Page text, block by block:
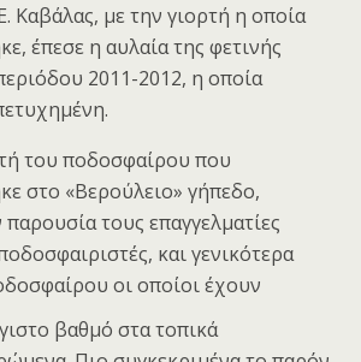
Καβάλας, με την γιορτή η οποία
έπεσε η αυλαία της φετινής
2011-2012, η οποία
του ποδοσφαίρου που
στο «Βερούλειο» γήπεδο,
τους επαγγελματίες
και γενικότερα
οι οποίοι έχουν
βαθμό στα τοπικά